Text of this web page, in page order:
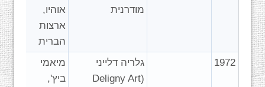
מודרנית
אוהיו,
ארצות
הברית
1972
גלריה דלייני
(Deligny Art
מיאמי
ביץ',